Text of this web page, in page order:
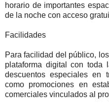
horario de importantes
de la noche con acceso
Facilidades
Para facilidad del público,
plataforma digital con toda
descuentos especiales en
como promociones en
comerciales vinculados al